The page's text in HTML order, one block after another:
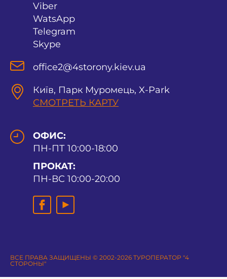
Viber
WatsApp
Telegram
Skype
office2@4storony.kiev.ua
Київ, Парк Муромець, X-Park
СМОТРЕТЬ КАРТУ
ОФИС:
ПН-ПТ 10:00-18:00
ПРОКАТ:
ПН-ВС 10:00-20:00
ВСЕ ПРАВА ЗАЩИЩЕНЫ © 2002-2026 ТУРОПЕРАТОР "4
СТОРОНЫ"